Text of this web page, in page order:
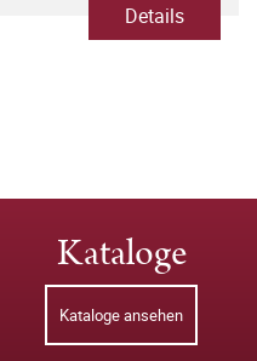
Details
Kataloge
Kataloge ansehen